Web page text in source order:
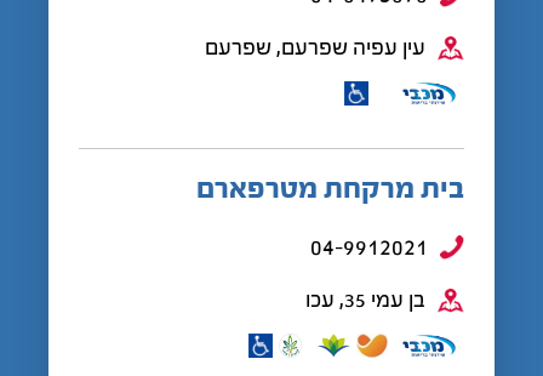
עין עפיה שפרעם, שפרעם
בית מרקחת מטרפארם
04-9912021
בן עמי 35, עכו